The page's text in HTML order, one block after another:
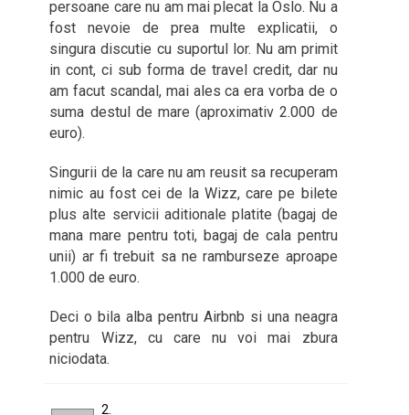
persoane care nu am mai plecat la Oslo. Nu a
fost nevoie de prea multe explicatii, o
singura discutie cu suportul lor. Nu am primit
in cont, ci sub forma de travel credit, dar nu
am facut scandal, mai ales ca era vorba de o
suma destul de mare (aproximativ 2.000 de
euro).
Singurii de la care nu am reusit sa recuperam
nimic au fost cei de la Wizz, care pe bilete
plus alte servicii aditionale platite (bagaj de
mana mare pentru toti, bagaj de cala pentru
unii) ar fi trebuit sa ne ramburseze aproape
1.000 de euro.
Deci o bila alba pentru Airbnb si una neagra
pentru Wizz, cu care nu voi mai zbura
niciodata.